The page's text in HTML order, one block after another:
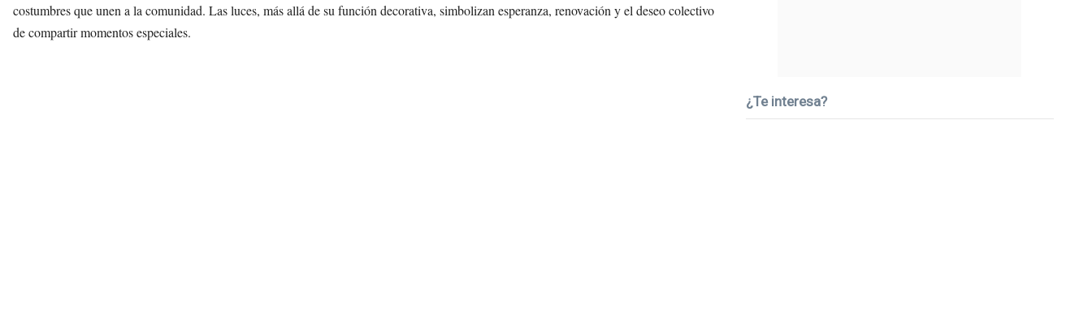
costumbres que unen a la comunidad. Las luces, más allá de su función decorativa, simbolizan esperanza, renovación y el deseo colectivo
de compartir momentos especiales.
¿Te interesa?